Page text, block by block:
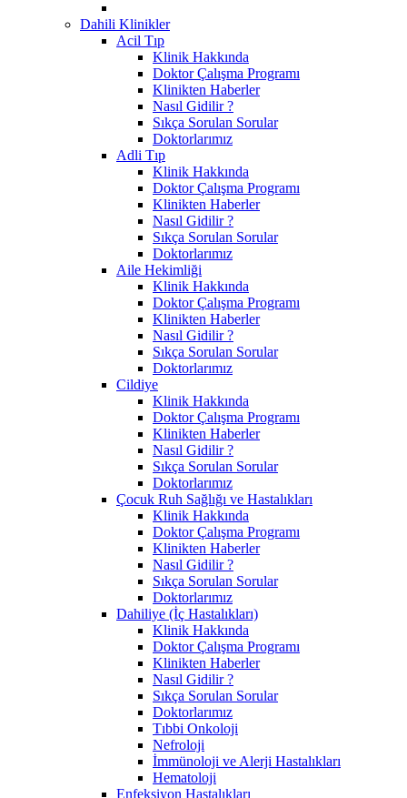
Dahili Klinikler
Acil Tıp
Klinik Hakkında
Doktor Çalışma Programı
Klinikten Haberler
Nasıl Gidilir ?
Sıkça Sorulan Sorular
Doktorlarımız
Adli Tıp
Klinik Hakkında
Doktor Çalışma Programı
Klinikten Haberler
Nasıl Gidilir ?
Sıkça Sorulan Sorular
Doktorlarımız
Aile Hekimliği
Klinik Hakkında
Doktor Çalışma Programı
Klinikten Haberler
Nasıl Gidilir ?
Sıkça Sorulan Sorular
Doktorlarımız
Cildiye
Klinik Hakkında
Doktor Çalışma Programı
Klinikten Haberler
Nasıl Gidilir ?
Sıkça Sorulan Sorular
Doktorlarımız
Çocuk Ruh Sağlığı ve Hastalıkları
Klinik Hakkında
Doktor Çalışma Programı
Klinikten Haberler
Nasıl Gidilir ?
Sıkça Sorulan Sorular
Doktorlarımız
Dahiliye (İç Hastalıkları)
Klinik Hakkında
Doktor Çalışma Programı
Klinikten Haberler
Nasıl Gidilir ?
Sıkça Sorulan Sorular
Doktorlarımız
Tıbbi Onkoloji
Nefroloji
İmmünoloji ve Alerji Hastalıkları
Hematoloji
Enfeksiyon Hastalıkları